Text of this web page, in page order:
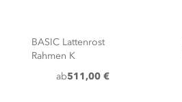
BASIC Lattenrost
Rahmen K
ab511,00 €